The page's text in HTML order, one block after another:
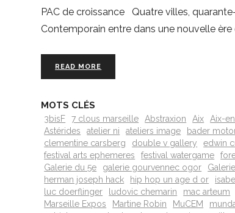
PAC de croissance Quatre villes,
Contemporain entre dans une nouvelle
READ MORE
MOTS CLÉS
3bisF 7 clous marseille Abstraxion Aix Aix-
Astérides
atelier ni ateliers image bader
clementine carsberg
double v gallery edwin
festival arts ephemeres
festival watergame
Galerie du 5e
galerie gourvennec ogor
herman joseph hack
hip hop un age d or
luc doerflinger
ludovic chemarin mac arteum
Marseille Expos
Martine Robin MuCEM